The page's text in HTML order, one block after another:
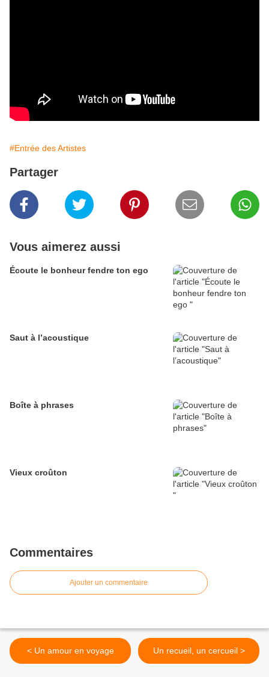
#Entrée des Artistes
Partager
Vous aimerez aussi
Écoute le bonheur fendre ton ego
Saut à l’acoustique
Boîte à phrases
Vieux croûton
Commentaires
Ajouter un commentaire
< Un amour en voyage Un recueil, un cercueil >